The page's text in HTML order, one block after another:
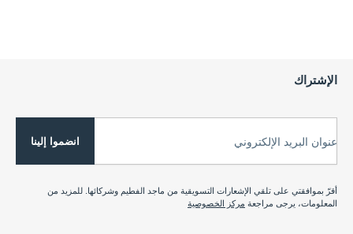
الإشتراك
عنوان البريد الإلكتروني انضموا إلينا
أقرّ بموافقتي على تلقي الإشعارات التسويقية من ماجد الفطيم وشركائها. للمزيد من
المعلومات، يرجى مراجعة مركز الخصوصية